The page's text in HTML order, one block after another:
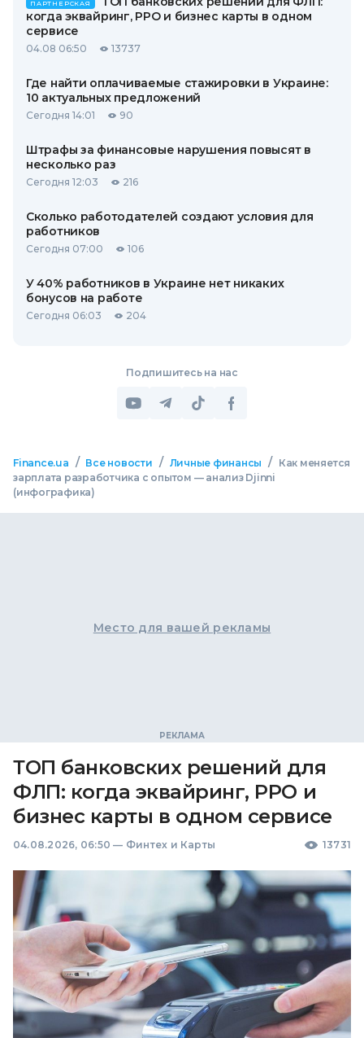
ПАРТНЕРСКАЯ
когда эквайринг, РРО и бизнес карты в одном
сервисе
04.08 06:50 13737
Где найти оплачиваемые стажировки в Украине:
10 актуальных предложений
Сегодня 14:01 90
Штрафы за финансовые нарушения повысят в
несколько раз
Сегодня 12:03 216
Сколько работодателей создают условия для
работников
Сегодня 07:00 106
У 40% работников в Украине нет никаких
бонусов на работе
Сегодня 06:03 204
Подпишитесь на нас
Finance.ua / Все новости / Личные финансы /
Как меняется
зарплата разработчика с опытом — анализ Djinni
(инфографика)
Место для вашей рекламы
ТОП банковских решений для
ФЛП: когда эквайринг, РРО и
бизнес карты в одном сервисе
04.08.2026, 06:50 — Финтех и Карты 13731